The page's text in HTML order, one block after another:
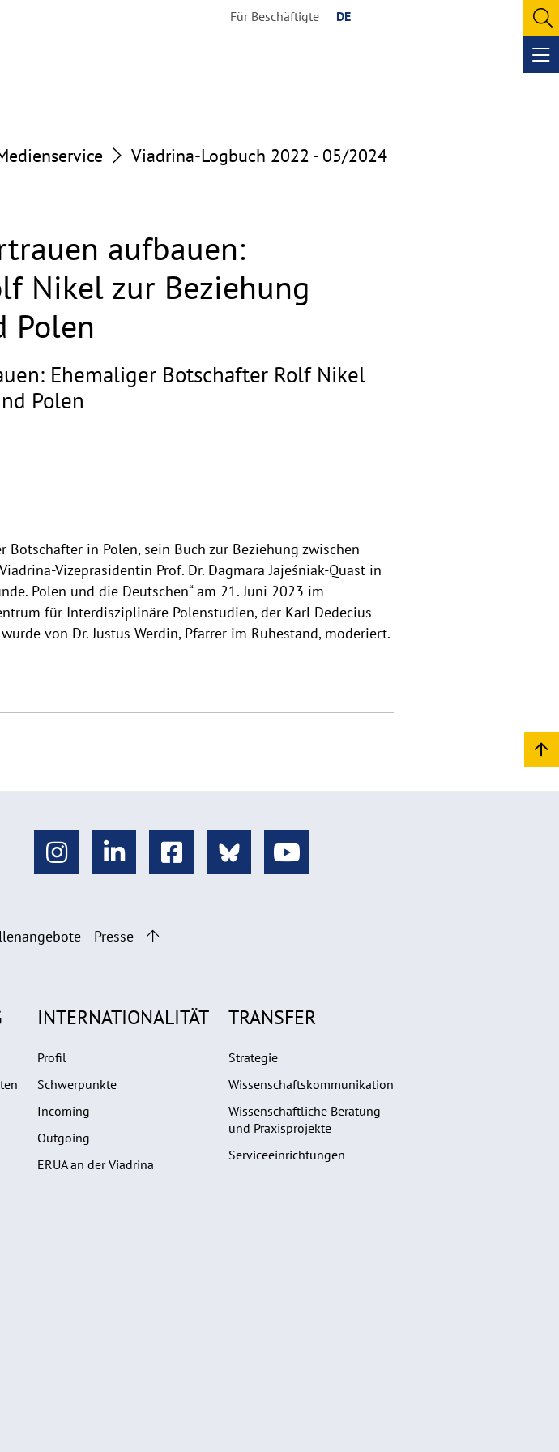
Für Beschäftigte DE
Viadrina-Logbuch 2022 - 05/2024
aufbauen:
Nikel zur Beziehung
Polen
Ehemaliger Botschafter Rolf Nikel
Polen
in Polen, sein Buch zur Beziehung zwischen
Vizepräsidentin Prof. Dr. Dagmara Jajeśniak-Quast in
Polen und die Deutschen“ am 21. Juni 2023 im
für Interdisziplinäre Polenstudien, der Karl Dedecius
von Dr. Justus Werdin, Pfarrer im Ruhestand, moderiert.
Presse
INTERNATIONALITÄT
Profil
Schwerpunkte
Incoming
Outgoing
ERUA an der Viadrina
TRANSFER
Strategie
Wissenschaftskommunikation
Wissenschaftliche Beratung
und Praxisprojekte
Serviceeinrichtungen